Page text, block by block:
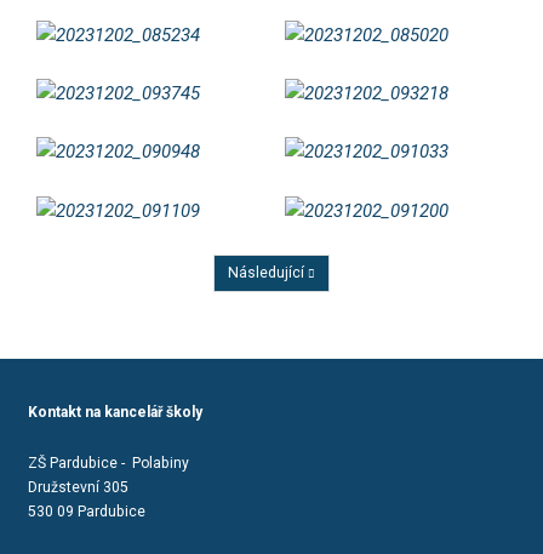
Předchozí
Následující
Kontakt na kancelář školy
ZŠ Pardubice - Polabiny
Družstevní 305
530 09 Pardubice